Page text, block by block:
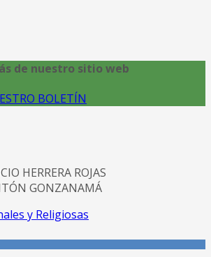
de nuestro sitio web
BOLETÍN
HERRERA ROJAS
GONZANAMÁ